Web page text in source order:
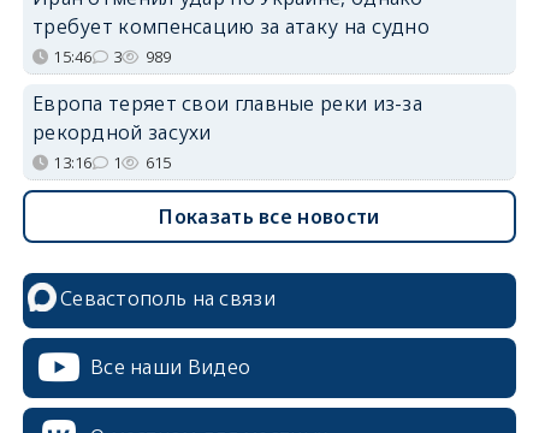
требует компенсацию за атаку на судно
15:46 3 989
Европа теряет свои главные реки из-за
рекордной засухи
13:16 1 615
Показать все новости
Севастополь на связи
Все наши Видео